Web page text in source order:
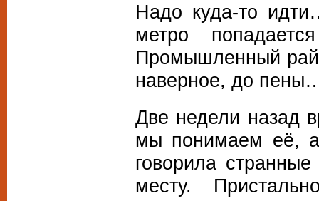
Надо куда-то
метро
Промышленный
наверное, до
Две недели назад
мы понимаем её,
говорила
месту.